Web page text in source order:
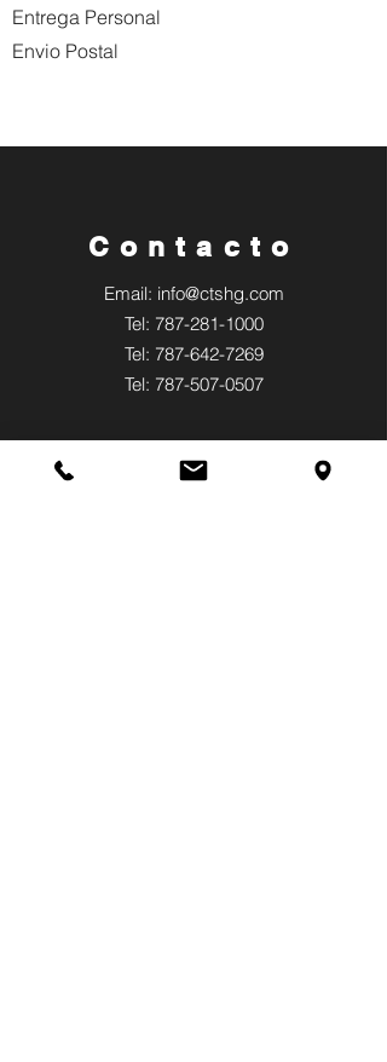
Entrega Personal
Envio Postal
Contacto
Email: info@ctshg.com
Tel: 787-281-1000
Tel: 787-642-7269
Tel: 787-507-0507
Horario